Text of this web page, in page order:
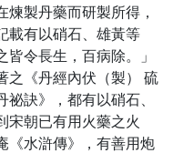
製丹藥而研製所得，
載有以硝石、雄黃等
令長生，百病除。」
之《丹經內伏（製） 硫
訣》，都有以硝石、
宋朝已有用火藥之火
《水滸傳》，有善用炮